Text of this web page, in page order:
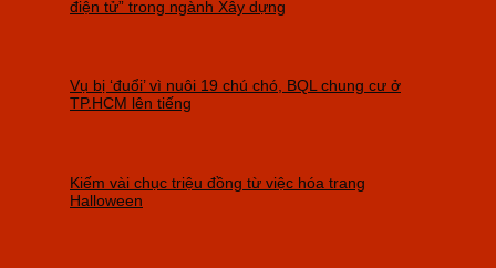
điện tử” trong ngành Xây dựng
Vụ bị ‘đuổi’ vì nuôi 19 chú chó, BQL chung cư ở
TP.HCM lên tiếng
Kiếm vài chục triệu đồng từ việc hóa trang
Halloween